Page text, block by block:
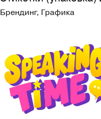
Брендинг, Графика